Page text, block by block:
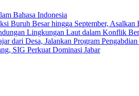
Bahasa Indonesia
Buruh Besar hingga September, Asalkan
Lingkungan Laut dalam Konflik
dari Desa, Jalankan Program
SIG Perkuat Dominasi Jabar